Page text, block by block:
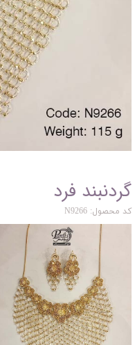
گردنبند فرد
کد محصول: N9266